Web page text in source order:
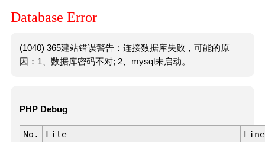
Database Error
(1040) 365建站错误警告：连接数据库失败，可能的原
因：1、数据库密码不对; 2、mysql未启动。
PHP Debug
No. File
Line